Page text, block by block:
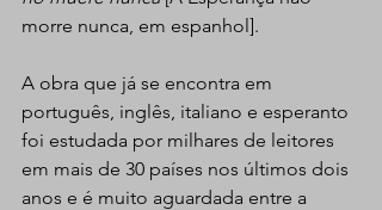
morre nunca, em espanhol].
A obra que já se encontra em
português, inglês, italiano e esperanto
foi estudada por milhares de leitores
em mais de 30 países nos últimos dois
anos e é muito aguardada entre a